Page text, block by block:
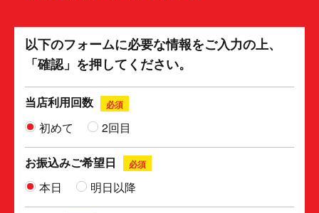
以下のフォームに必要な情報をご入力の上、
「確認」を押してください。
当店利用回数 必須
初めて 2回目
お振込みご希望日 必須
本日 明日以降